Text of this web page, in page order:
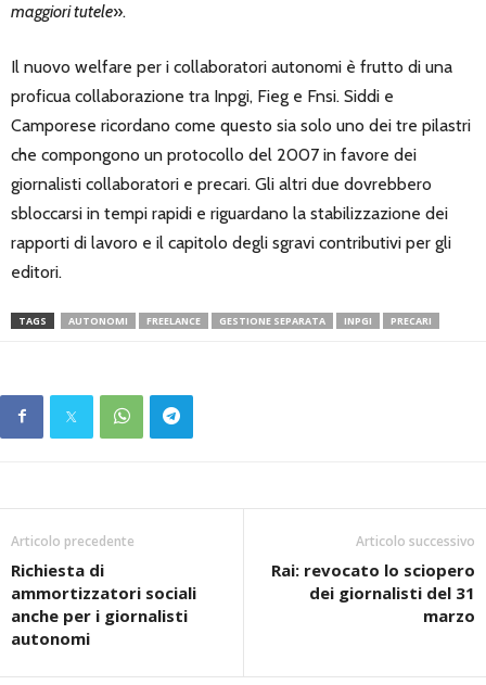
maggiori tutele».
Il nuovo welfare per i collaboratori autonomi è frutto di una
proficua collaborazione tra Inpgi, Fieg e Fnsi. Siddi e
Camporese ricordano come questo sia solo uno dei tre pilastri
che compongono un protocollo del 2007 in favore dei
giornalisti collaboratori e precari. Gli altri due dovrebbero
sbloccarsi in tempi rapidi e riguardano la stabilizzazione dei
rapporti di lavoro e il capitolo degli sgravi contributivi per gli
editori.
TAGS AUTONOMI FREELANCE GESTIONE SEPARATA INPGI PRECARI
Articolo precedente
Richiesta di
ammortizzatori sociali
anche per i giornalisti
autonomi
Articolo successivo
Rai: revocato lo sciopero
dei giornalisti del 31
marzo